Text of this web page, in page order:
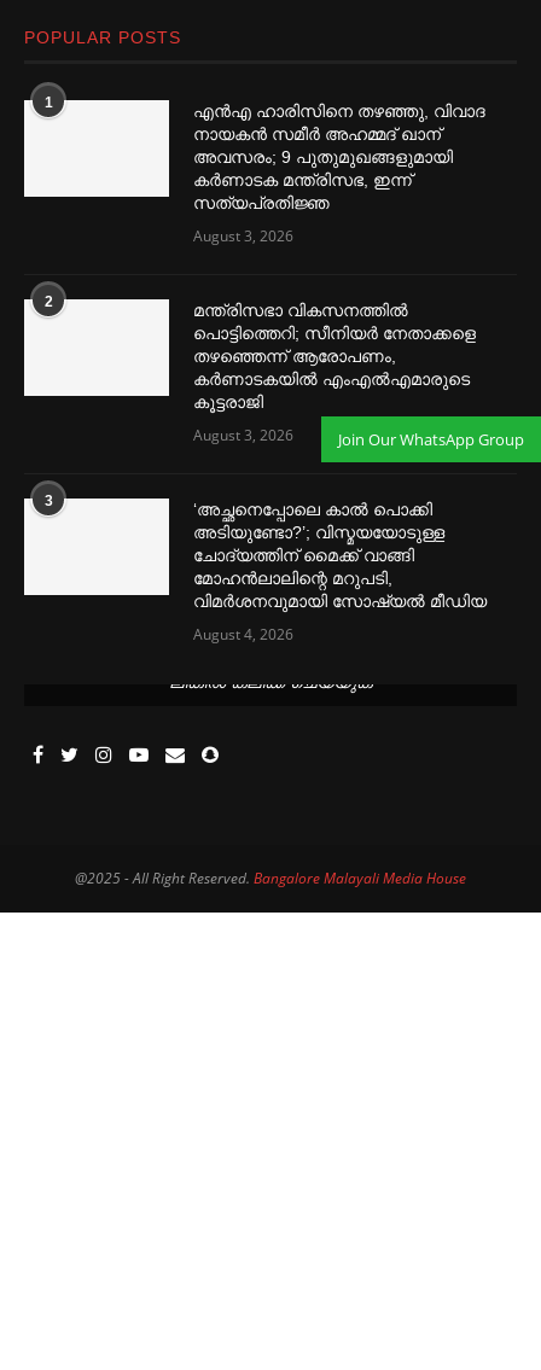
POPULAR POSTS
1
എൻഎ ഹാരിസിനെ തഴ‌‍ഞ്ഞു, വിവാദ
നായകൻ സമീര്‍ അഹമ്മദ് ഖാന്
അവസരം; 9 പുതുമുഖങ്ങളുമായി
കര്‍ണാടക മന്ത്രിസഭ, ഇന്ന്
സത്യപ്രതിജ്ഞ
August 3, 2026
2
മന്ത്രിസഭാ വികസനത്തിൽ
പൊട്ടിത്തെറി; സീനിയർ നേതാക്കളെ
തഴഞ്ഞെന്ന് ആരോപണം,
കർണാടകയിൽ എംഎൽഎമാരുടെ
കൂട്ടരാജി
August 3, 2026
3
‘അച്ഛനെപ്പോലെ കാല്‍ പൊക്കി
അടിയുണ്ടോ?’; വിസ്മയയോടുള്ള
ചോദ്യത്തിന് മൈക്ക് വാങ്ങി
മോഹൻലാലിന്റെ മറുപടി,
വിമര്‍ശനവുമായി സോഷ്യല്‍ മീഡിയ
August 4, 2026
ലിങ്കിൽ ക്ലിക്ക് ചെയ്യുക
@2025 - All Right Reserved. Bangalore Malayali Media House
Join Our WhatsApp Group